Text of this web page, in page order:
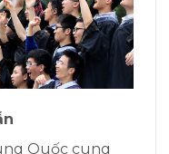
Quốc cung